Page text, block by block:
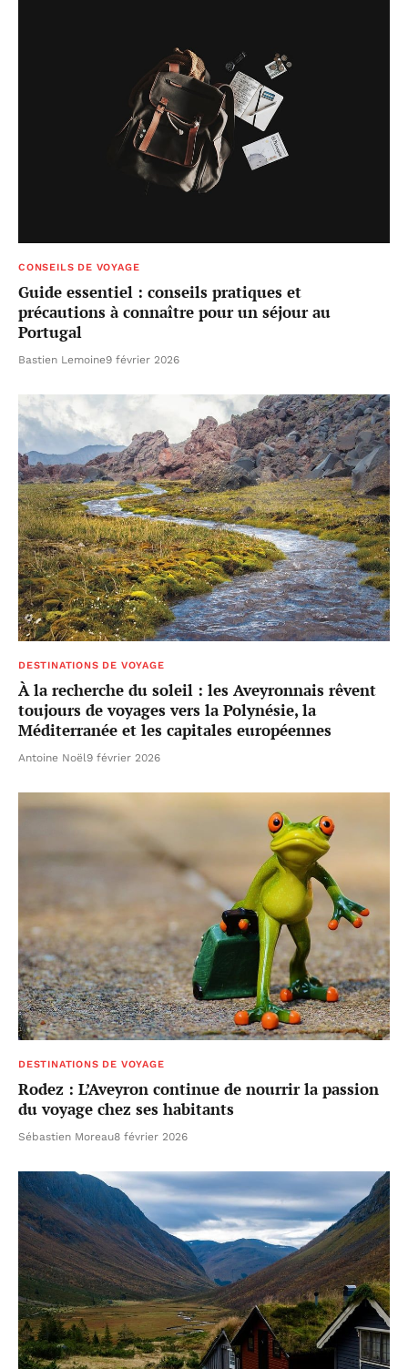
CONSEILS DE VOYAGE
Guide essentiel : conseils pratiques et
précautions à connaître pour un séjour au
Portugal
Bastien Lemoine9 février 2026
DESTINATIONS DE VOYAGE
À la recherche du soleil : les Aveyronnais rêvent
toujours de voyages vers la Polynésie, la
Méditerranée et les capitales européennes
Antoine Noël9 février 2026
DESTINATIONS DE VOYAGE
Rodez : L’Aveyron continue de nourrir la passion
du voyage chez ses habitants
Sébastien Moreau8 février 2026